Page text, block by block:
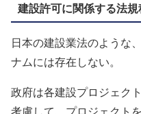
建設許可に関係する法規
日本の建設業法のような
ナムには存在しない。
政府は各建設プロジェク
考慮して、プロジェクト